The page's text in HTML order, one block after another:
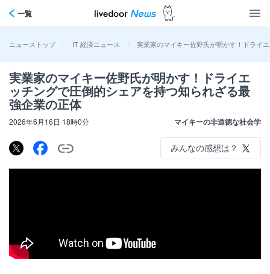
一覧
ニューストップ > IT 経済ニュース > 実業家のマイキー佐野氏が明かす！ドライ
実業家のマイキー佐野氏が明かす！ドライエ
ッチングで圧倒的シェアを持つ知られざる最
強企業の正体
2026年6月16日 18時0分 マイキーの非道徳な社会学
みんなの感想は？